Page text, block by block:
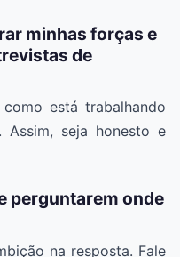
minhas forças e
de
está trabalhando
Assim, seja honesto e
perguntarem onde
na resposta. Fale